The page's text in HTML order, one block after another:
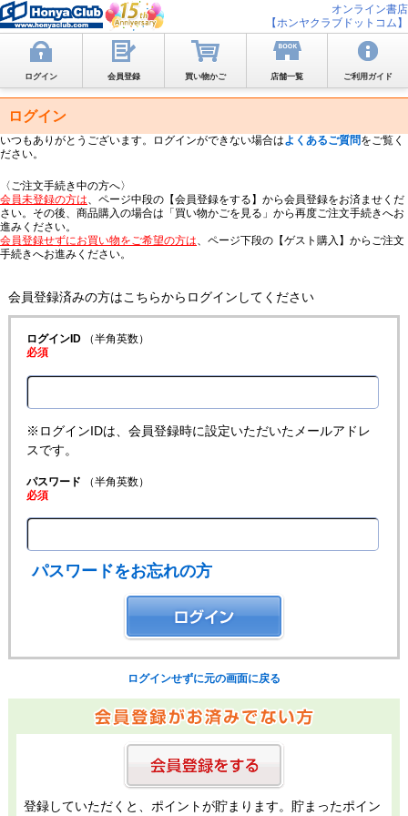
オンライン書店
【ホンヤクラブドットコム】
ログイン 会員登録 買い物かご 店舗一覧 ご利用ガイド
ログイン
いつもありがとうございます。ログインができない場合はよくあるご質問をご覧く
ださい。
〈ご注文手続き中の方へ〉
会員未登録の方は、ページ中段の【会員登録をする】から会員登録をお済ませくだ
さい。その後、商品購入の場合は「買い物かごを見る」から再度ご注文手続きへお
進みください。
会員登録せずにお買い物をご希望の方は、ページ下段の【ゲスト購入】からご注文
手続きへお進みください。
会員登録済みの方はこちらからログインしてください
ログインID（半角英数）
必須
※ログインIDは、会員登録時に設定いただいたメールアドレ
スです。
パスワード （半角英数）
必須
パスワードをお忘れの方
ログインせずに元の画面に戻る
登録していただくと、ポイントが貯まります。貯まったポイン